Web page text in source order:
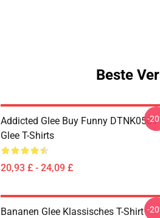
Beste
Addicted Glee Buy Funny DTNK0501
Glee T-Shirts
20,93 £ - 24,09 £
-
Bananen Glee Klassisches T-Shirt -